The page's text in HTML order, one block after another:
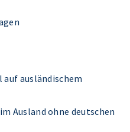
ausländischem
Ausland ohne deutschen